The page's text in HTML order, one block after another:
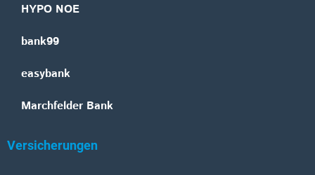
HYPO NOE
bank99
easybank
Marchfelder Bank
Versicherungen